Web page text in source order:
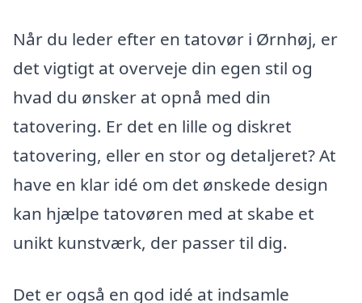
Når du leder efter en tatovør i Ørnhøj, er
det vigtigt at overveje din egen stil og
hvad du ønsker at opnå med din
tatovering. Er det en lille og diskret
tatovering, eller en stor og detaljeret? At
have en klar idé om det ønskede design
kan hjælpe tatovøren med at skabe et
unikt kunstværk, der passer til dig.
Det er også en god idé at indsamle